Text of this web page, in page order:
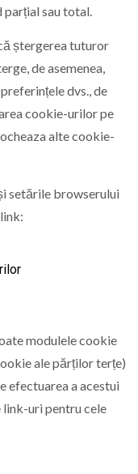
sau total.
ștergerea tuturor
de asemenea,
dvs., de
cookie-urilor pe
alte cookie-
setările browserului
modulele cookie
ale părților terțe)
efectuarea a acestui
link-uri pentru cele